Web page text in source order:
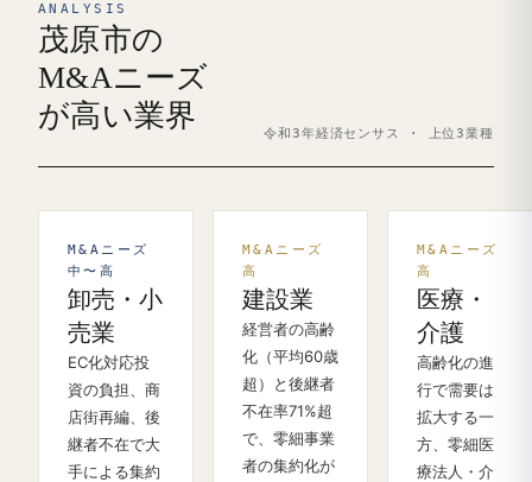
ANALYSIS
茂原市の
M&Aニーズ
が高い業界
令和3年経済センサス · 上位3業種
M&Aニーズ
中〜高
卸売・小
売業
EC化対応投
資の負担、商
店街再編、後
継者不在で大
手による集約
M&Aニーズ
高
建設業
経営者の高齢
化（平均60歳
超）と後継者
不在率71%超
で、零細事業
者の集約化が
M&Aニーズ
高
医療・
介護
高齢化の進
行で需要は
拡大する一
方、零細医
療法人・介